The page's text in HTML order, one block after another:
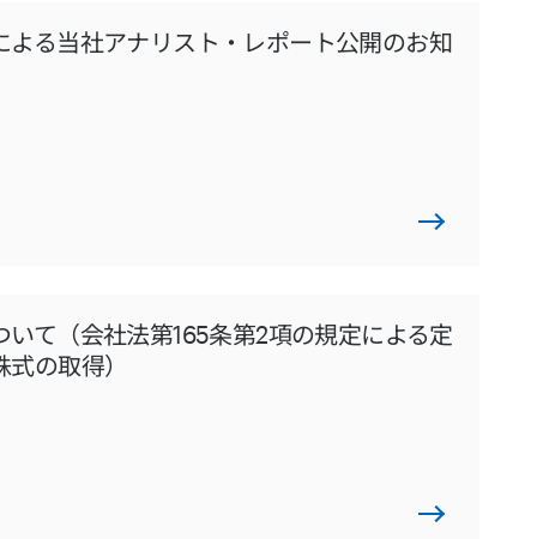
る当社アナリスト・レポート公開のお知
て（会社法第165条第2項の規定による定
の取得）